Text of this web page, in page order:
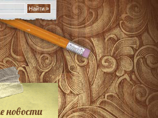
новости